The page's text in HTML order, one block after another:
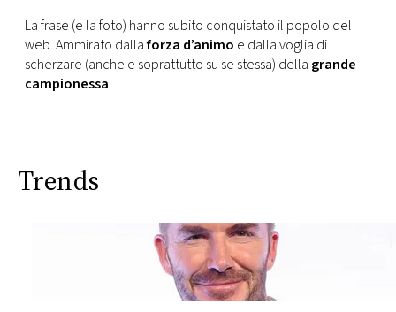
La frase (e la foto) hanno subito conquistato il popolo del
web. Ammirato dallaforza d’animo e dalla voglia di
scherzare (anche e soprattutto su se stessa) della grande
campionessa.
Trends